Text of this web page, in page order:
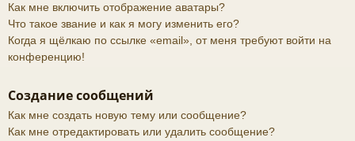
Как мне включить отображение аватары?
Что такое звание и как я могу изменить его?
Когда я щёлкаю по ссылке «email», от меня требуют войти на
конференцию!
Создание сообщений
Как мне создать новую тему или сообщение?
Как мне отредактировать или удалить сообщение?